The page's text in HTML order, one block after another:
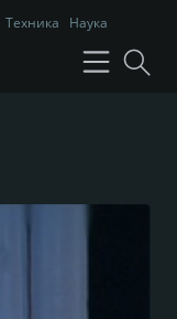
Техника Наука